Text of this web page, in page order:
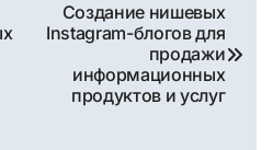
Создание нишевых
Instagram-блогов для
продажи
информационных
продуктов и услуг